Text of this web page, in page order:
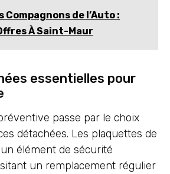
Compagnons de l’Auto :
À Saint-Maur
essentielles pour
passe par le choix
détachées. Les plaquettes de
élément de sécurité
un remplacement régulier